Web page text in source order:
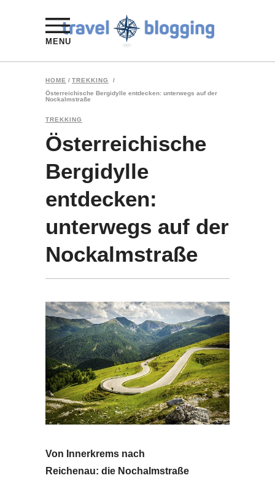
MENU
HOME / TREKKING
/
Österreichische Bergidylle entdecken: unterwegs auf der
Nockalmstraße
TREKKING
Österreichische
Bergidylle
entdecken:
unterwegs auf der
Nockalmstraße
Von Innerkrems nach
Reichenau: die Nochalmstraße